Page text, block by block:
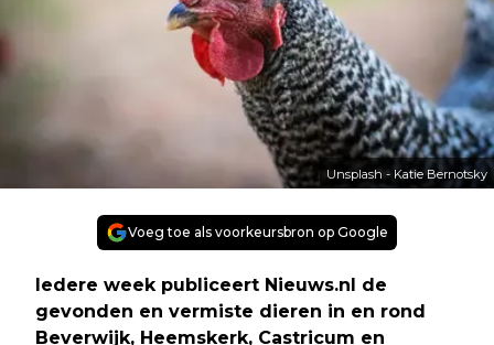
Unsplash - Katie Bernotsky
Voeg toe als voorkeursbron op Google
Iedere week publiceert Nieuws.nl de
gevonden en vermiste dieren in en rond
Beverwijk, Heemskerk, Castricum en